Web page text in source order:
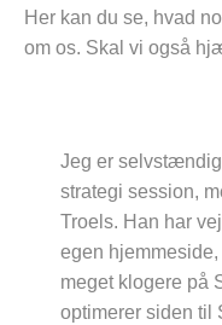
Her kan du se, hvad
om os. Skal vi også
Jeg er
strategi session,
Troels. Han har
egen
meget klogere på
optimerer siden til